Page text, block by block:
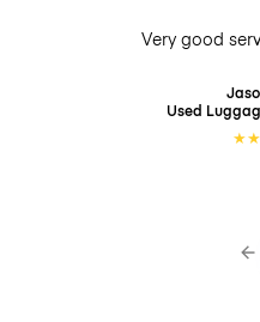
Very good
Used
★★